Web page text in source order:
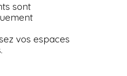
sont
vos espaces